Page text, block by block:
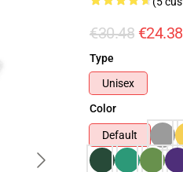
€30.48 €24.38
Type
Unisex
Color
Default